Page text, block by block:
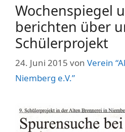
Wochenspiegel
berichten über
Schülerprojekt
24. Juni 2015 von Verein
Niemberg e.V.”